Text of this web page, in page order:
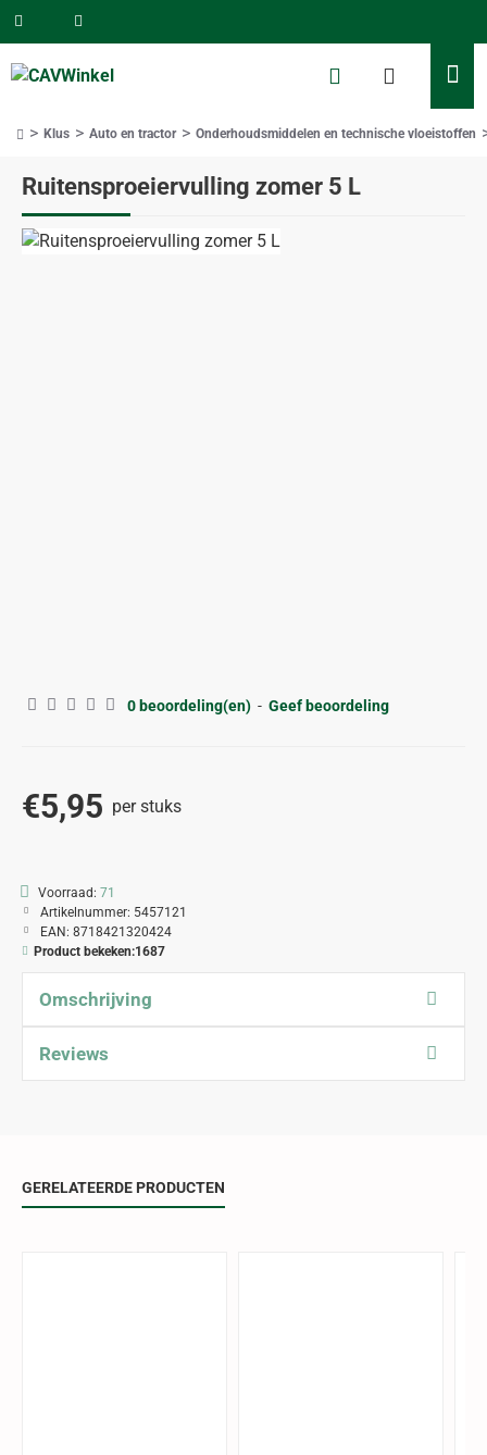
Ruitensproeiervulling zomer 5 L
Klus Auto en tractor Onderhoudsmiddelen en technische vloeistoffen
0 beoordeling(en) - Geef beoordeling
€5,95 per stuks
Voorraad: 71
Artikelnummer: 5457121
EAN: 8718421320424
Product bekeken:1687
Omschrijving
Reviews
GERELATEERDE PRODUCTEN